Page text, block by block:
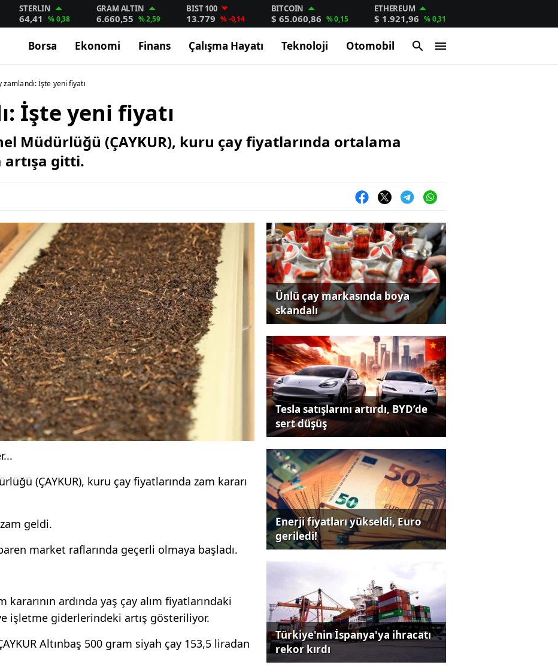
STERLIN
64,41 % 0,38
GRAM ALTIN
6.660,55 % 2,59
BIST 100
13.779 % -0,14
BITCOIN
$ 65.060,86 % 0,15
ETHEREUM
$ 1.921,96 % 0,31
Borsa Ekonomi Finans Çalışma Hayatı Teknoloji Otomobil
zamlandı: İşte yeni fiyatı
İşte yeni fiyatı
Müdürlüğü (ÇAYKUR), kuru çay fiyatlarında ortalama
artışa gitti.
(ÇAYKUR), kuru çay fiyatlarında zam kararı
geldi.
market raflarında geçerli olmaya başladı.
ardında yaş çay alım fiyatlarındaki
işletme giderlerindeki artış gösteriliyor.
Altınbaş 500 gram siyah çay 153,5 liradan
Ünlü çay markasında boya
skandalı
Tesla satışlarını artırdı, BYD’de
sert düşüş
Enerji fiyatları yükseldi, Euro
geriledi!
Türkiye'nin İspanya'ya ihracatı
rekor kırdı